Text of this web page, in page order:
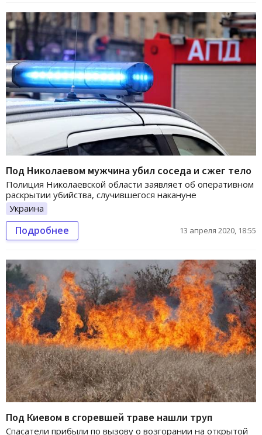
Под Николаевом мужчина убил соседа и сжег тело
Полиция Николаевской области заявляет об оперативном
раскрытии убийства, случившегося накануне
Украина
Подробнее 13 апреля 2020, 18:55
Под Киевом в сгоревшей траве нашли труп
Спасатели прибыли по вызову о возгорании на открытой